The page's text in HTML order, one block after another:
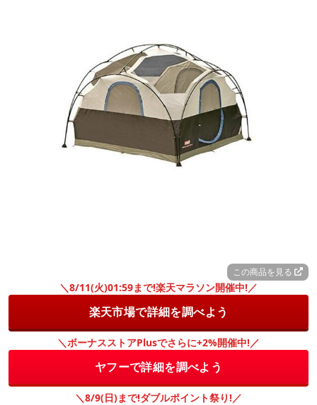
この商品を見る
＼8/11(火)01:59まで!楽天マラソン開催中!／
楽天市場で詳細を調べよう
＼ボーナスストアPlusでさらに+2%開催中!／
ヤフーで詳細を調べよう
＼8/9(日)まで!ダブルポイント祭り!／